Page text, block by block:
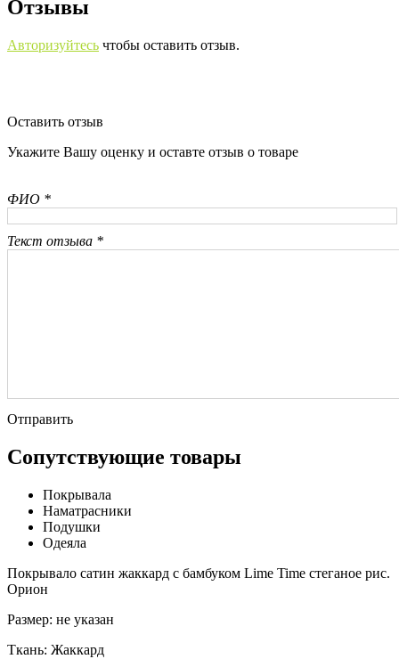
Отзывы
Авторизуйтесь чтобы оставить отзыв.
Оставить отзыв
Укажите Вашу оценку и оставте отзыв о товаре
ФИО *
Текст отзыва *
Отправить
Сопутствующие товары
Покрывала
Наматрасники
Подушки
Одеяла
Покрывало сатин жаккард с бамбуком Lime Time стеганое рис.
Орион
Размер: не указан
Ткань: Жаккард